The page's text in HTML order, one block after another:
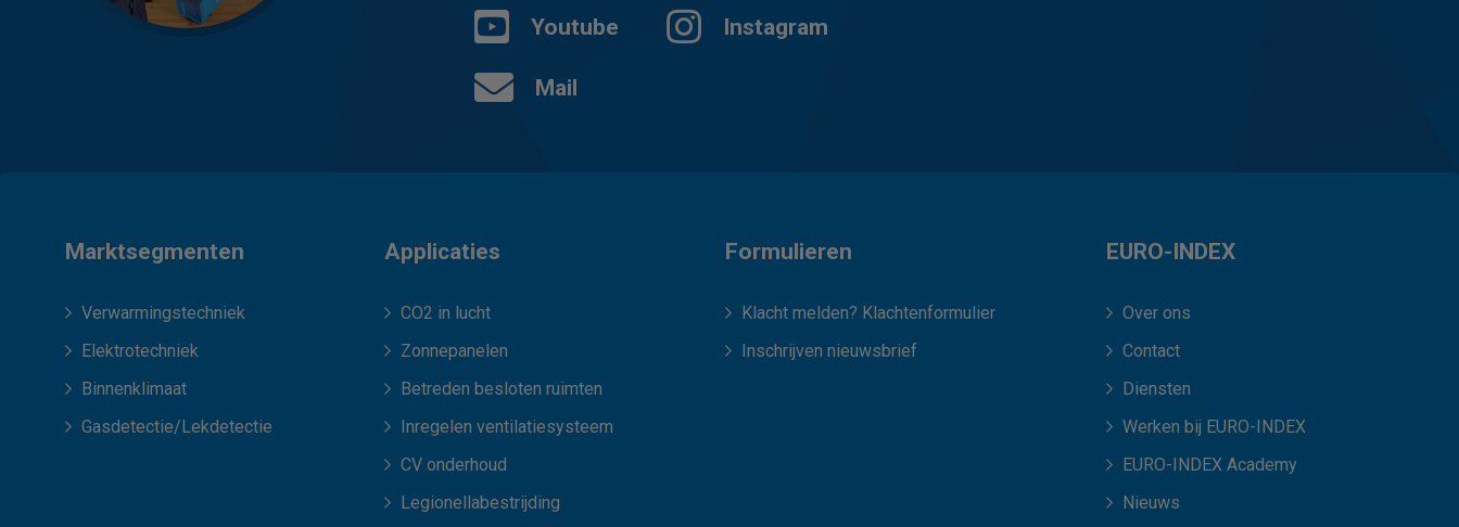
Youtube Instagram
Mail
Marktsegmenten
Verwarmingstechniek
Elektrotechniek
Binnenklimaat
Gasdetectie/Lekdetectie
Applicaties
CO2 in lucht
Zonnepanelen
Betreden besloten ruimten
Inregelen ventilatiesysteem
CV onderhoud
Legionellabestrijding
Formulieren
Klacht melden? Klachtenformulier
Inschrijven nieuwsbrief
EURO-INDEX
Over ons
Contact
Diensten
Werken bij EURO-INDEX
EURO-INDEX Academy
Nieuws